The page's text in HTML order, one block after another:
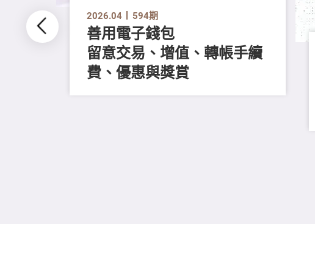
2026.04 594期
善用電子錢包
留意交易、增值、轉帳手續
費、優惠與獎賞